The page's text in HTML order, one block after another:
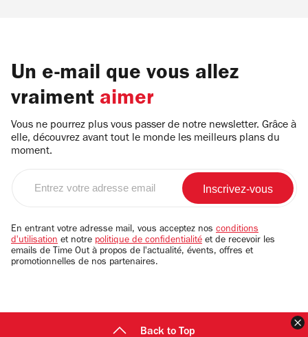
Un e-mail que vous allez
vraiment aimer
Vous ne pourrez plus vous passer de notre newsletter. Grâce à
elle, découvrez avant tout le monde les meilleurs plans du
moment.
email
En entrant votre adresse mail, vous acceptez nos conditions
d'utilisation et notre politique de confidentialité et de recevoir les
emails de Time Out à propos de l'actualité, évents, offres et
promotionnelles de nos partenaires.
Back to Top